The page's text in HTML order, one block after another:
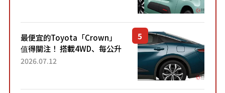
最便宜的Toyota「Crown」
值得關注！ 搭載4WD、每公升
22.4公里低油耗表現超亮眼！
2026.07.12